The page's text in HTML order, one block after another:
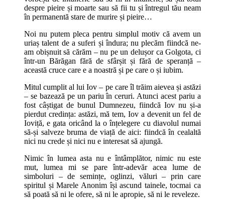
despre pieire și moarte sau să fii tu și întregul tău neam
în permanentă stare de murire și pieire…
Noi nu putem pleca pentru simplul motiv că avem un
uriaș talent de a suferi și îndura; nu plecăm fiindcă ne-
am obișnuit să cărăm – nu pe un delușor ca Golgota, ci
într-un Bărăgan fără de sfârșit și fără de speranță –
această cruce care e a noastră și pe care o și iubim.
Mitul cumplit al lui Iov – pe care îl trăim aievea și astăzi
– se bazează pe un pariu în ceruri. Atunci acest pariu a
fost câștigat de bunul Dumnezeu, fiindcă Iov nu și-a
pierdut credința: astăzi, mă tem, Iov a devenit un fel de
Ioviță, e gata oricând la o înțelegere cu diavolul numai
să-și salveze bruma de viață de aici: fiindcă în cealaltă
nici nu crede și nici nu e interesat să ajungă.
Nimic în lumea asta nu e întâmplător, nimic nu este
mut, lumea mi se pare într-adevăr acea lume de
simboluri – de semințe, oglinzi, văluri – prin care
spiritul și Marele Anonim își ascund tainele, tocmai ca
să poată să ni le ofere, să ni le apropie, să ni le reveleze.